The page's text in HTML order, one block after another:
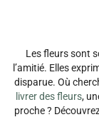
Les fleurs sont
l’amitié. Elles
disparue. Où
livrer des fleurs,
proche ?